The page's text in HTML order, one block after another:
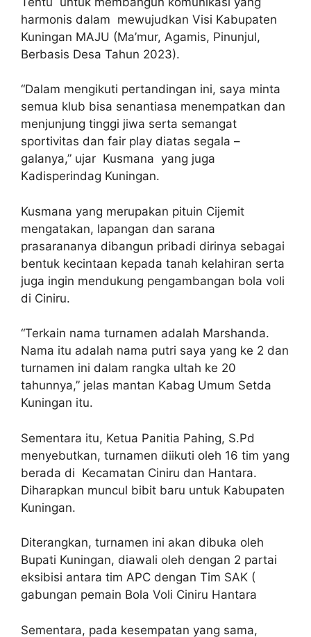
harmonis dalam mewujudkan Visi Kabupaten
Kuningan MAJU (Ma’mur, Agamis, Pinunjul,
Berbasis Desa Tahun 2023).
“Dalam mengikuti pertandingan ini, saya minta
semua klub bisa senantiasa menempatkan dan
menjunjung tinggi jiwa serta semangat
sportivitas dan fair play diatas segala –
galanya,” ujar Kusmana yang juga
Kadisperindag Kuningan.
Kusmana yang merupakan pituin Cijemit
mengatakan, lapangan dan sarana
prasarananya dibangun pribadi dirinya sebagai
bentuk kecintaan kepada tanah kelahiran serta
juga ingin mendukung pengambangan bola voli
di Ciniru.
“Terkain nama turnamen adalah Marshanda.
Nama itu adalah nama putri saya yang ke 2 dan
turnamen ini dalam rangka ultah ke 20
tahunnya,” jelas mantan Kabag Umum Setda
Kuningan itu.
Sementara itu, Ketua Panitia Pahing, S.Pd
menyebutkan, turnamen diikuti oleh 16 tim yang
berada di Kecamatan Ciniru dan Hantara.
Diharapkan muncul bibit baru untuk Kabupaten
Kuningan.
Diterangkan, turnamen ini akan dibuka oleh
Bupati Kuningan, diawali oleh dengan 2 partai
eksibisi antara tim APC dengan Tim SAK (
gabungan pemain Bola Voli Ciniru Hantara
Sementara, pada kesempatan yang sama,